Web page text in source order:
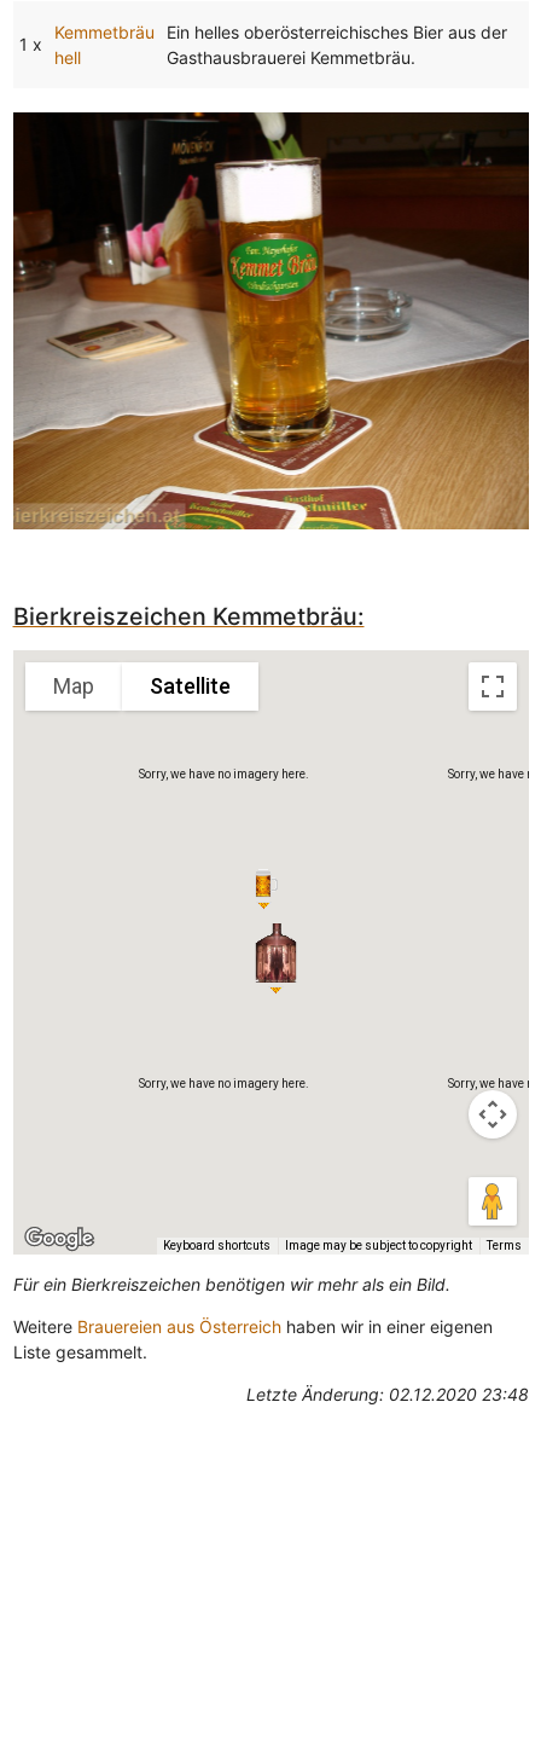
1 x
Kemmetbräu
hell
Ein helles oberösterreichisches Bier aus der
Gasthausbrauerei Kemmetbräu.
Bierkreiszeichen Kemmetbräu:
Sorry, we have no imagery here.
Sorry, we have
Sorry, we have no imagery here.
Sorry, we have
Sorry, we have no imagery here. Sorry, we have
Map Satellite
Keyboard shortcuts Image may be subject to copyright Terms
Für ein Bierkreiszeichen benötigen wir mehr als ein Bild.
Weitere Brauereien aus Österreichhaben wir in einer eigenen
Liste gesammelt.
Letzte Änderung: 02.12.2020 23:48